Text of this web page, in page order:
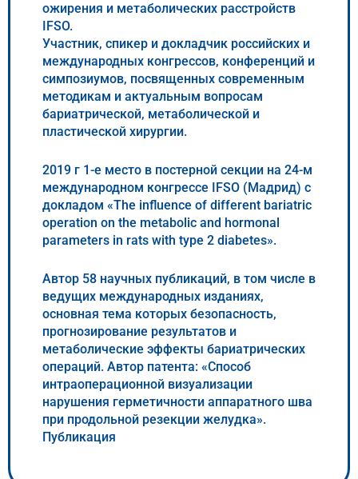
ожирения и метаболических расстройств
IFSO.
Участник, спикер и докладчик российских и
международных конгрессов, конференций и
симпозиумов, посвященных современным
методикам и актуальным вопросам
бариатрической, метаболической и
пластической хирургии.
2019 г 1-е место в постерной секции на 24-м
международном конгрессе IFSO (Мадрид) с
докладом «The influence of different bariatric
operation on the metabolic and hormonal
parameters in rats with type 2 diabetes».
Автор 58 научных публикаций, в том числе в
ведущих международных изданиях,
основная тема которых безопасность,
прогнозирование результатов и
метаболические эффекты бариатрических
операций. Автор патента: «Способ
интраоперационной визуализации
нарушения герметичности аппаратного шва
при продольной резекции желудка».
Публикация